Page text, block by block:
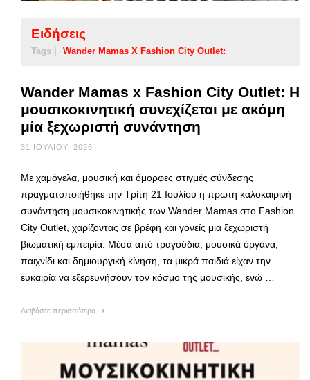
Ειδήσεις
Tags | Wander Mamas X Fashion City Outlet:
Wander Mamas x Fashion City Outlet: Η
μουσικοκινητική συνεχίζεται με ακόμη
μία ξεχωριστή συνάντηση
31 ΙΟΥΛΊΟΥ, 2026
Με χαμόγελα, μουσική και όμορφες στιγμές σύνδεσης
πραγματοποιήθηκε την Τρίτη 21 Ιουλίου η πρώτη καλοκαιρινή
συνάντηση μουσικοκινητικής των Wander Mamas στο Fashion
City Outlet, χαρίζοντας σε βρέφη και γονείς μια ξεχωριστή
βιωματική εμπειρία. Μέσα από τραγούδια, μουσικά όργανα,
παιχνίδι και δημιουργική κίνηση, τα μικρά παιδιά είχαν την
ευκαιρία να εξερευνήσουν τον κόσμο της μουσικής, ενώ …
Διαβάστε περισσότερα